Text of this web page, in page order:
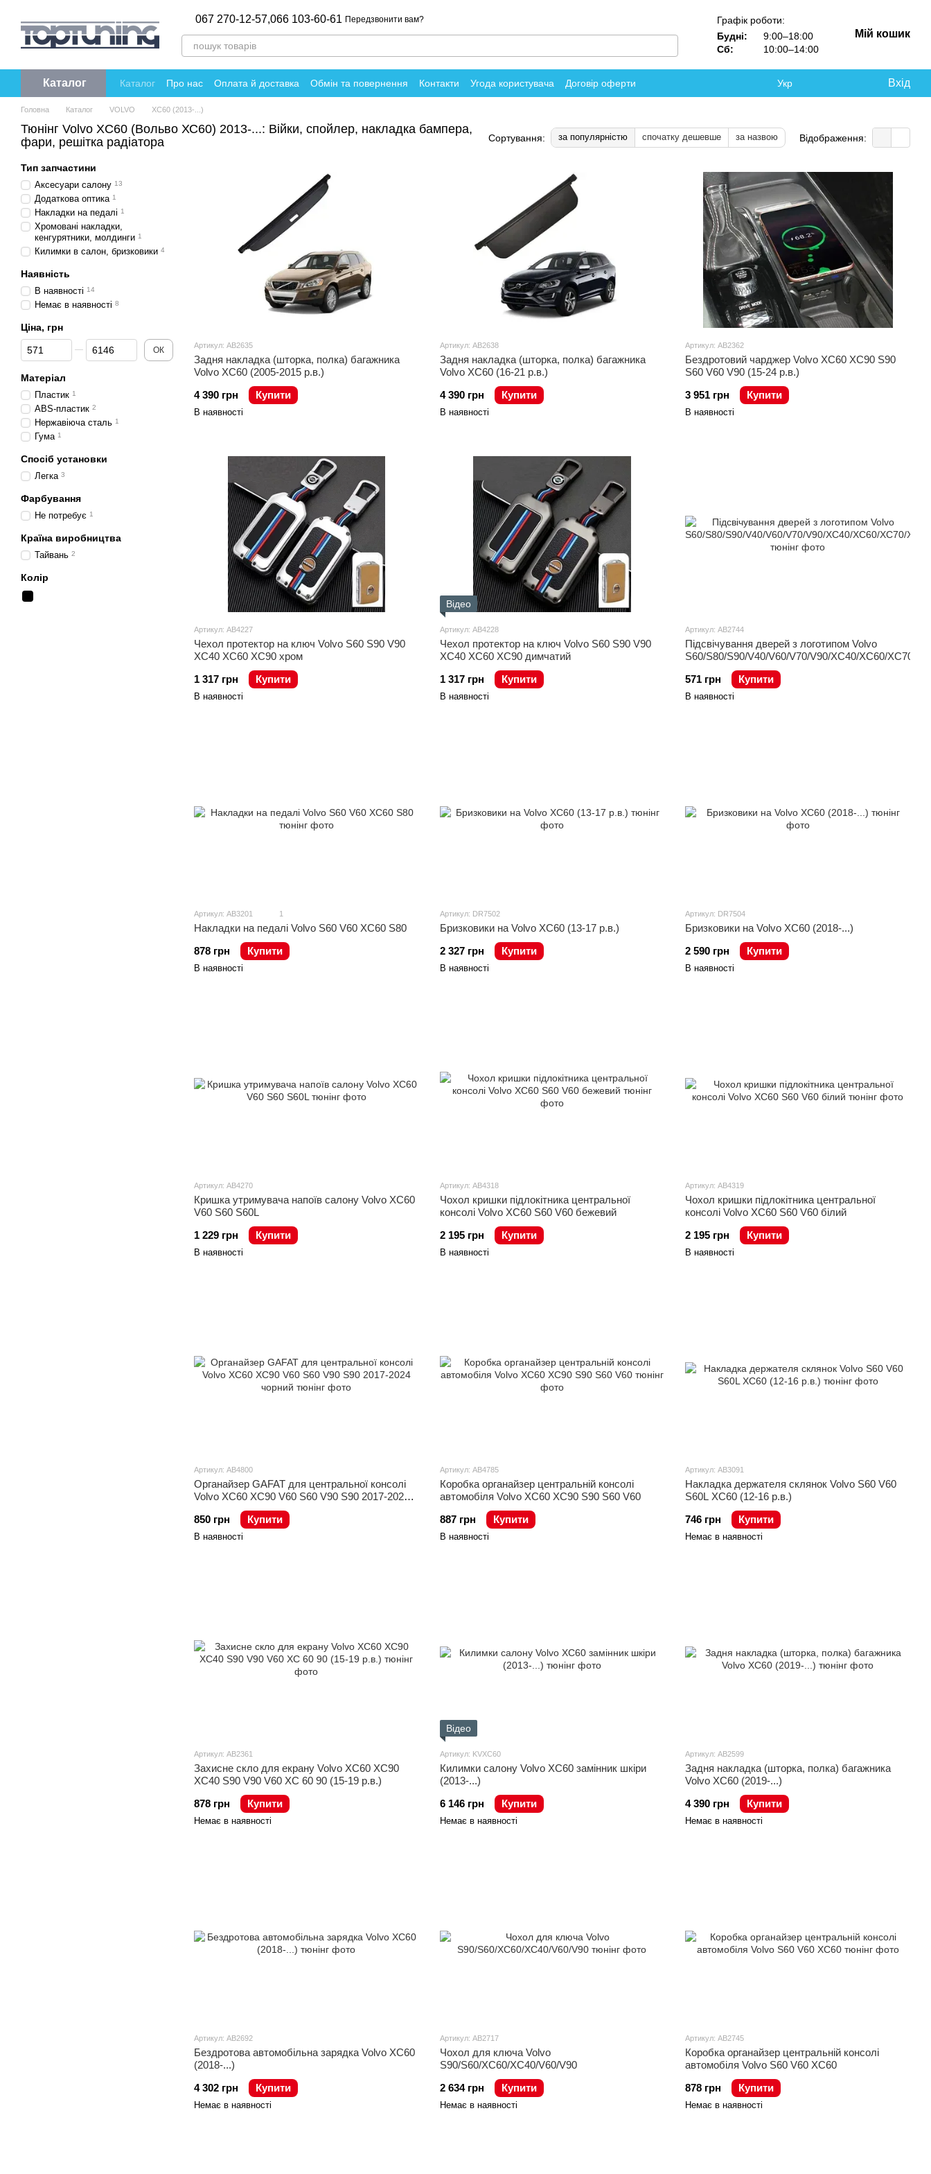
067 270-12-57,066 103-60-61 Передзвонити вам?
Графік роботи:
Будні:
9:00–18:00
Сб:
10:00–14:00
Мій кошик
Каталог Каталог Про нас Оплата й доставка Обмін та повернення Контакти Угода користувача
Договір оферти
Політика конфіденційності
Відгуки про магазин
Укр Вхід
Головна Каталог VOLVO XC60 (2013-...)
Тюнінг Volvo XC60 (Вольво ХС60) 2013-...: Війки, спойлер, накладка бампера,
фари, решітка радіатора
Сортування: за популярністю спочатку дешевше за назвою Відображення:
Артикул: AB2635
Задня накладка (шторка, полка) багажника
Volvo XC60 (2005-2015 р.в.)
4 390 грн
Купити
В наявності
Артикул: AB2638
Задня накладка (шторка, полка) багажника
Volvo XC60 (16-21 р.в.)
4 390 грн
Купити
В наявності
Артикул: AB2362
Бездротовий чарджер Volvo XC60 XC90 S90
S60 V60 V90 (15-24 р.в.)
3 951 грн
Купити
В наявності
Артикул: AB4227
Чехол протектор на ключ Volvo S60 S90 V90
XC40 XC60 XC90 хром
1 317 грн
Купити
В наявності
Відео
Артикул: AB4228
Чехол протектор на ключ Volvo S60 S90 V90
XC40 XC60 XC90 димчатий
1 317 грн
Купити
В наявності
Артикул: AB2744
Підсвічування дверей з логотипом Volvo
S60/S80/S90/V40/V60/V70/V90/XC40/XC60/XC70/
571 грн
Купити
В наявності
Артикул: AB3201 1
Накладки на педалі Volvo S60 V60 XC60 S80
878 грн
Купити
В наявності
Артикул: DR7502
Бризковики на Volvo XC60 (13-17 р.в.)
2 327 грн
Купити
В наявності
Артикул: DR7504
Бризковики на Volvo XC60 (2018-...)
2 590 грн
Купити
В наявності
Артикул: AB4270
Кришка утримувача напоїв салону Volvo XC60
V60 S60 S60L
1 229 грн
Купити
В наявності
Артикул: AB4318
Чохол кришки підлокітника центральної
консолі Volvo XC60 S60 V60 бежевий
2 195 грн
Купити
В наявності
Артикул: AB4319
Чохол кришки підлокітника центральної
консолі Volvo XC60 S60 V60 білий
2 195 грн
Купити
В наявності
Артикул: AB4800
Органайзер GAFAT для центральної консолі
Volvo XC60 XC90 V60 S60 V90 S90 2017-2024
850 грн
Купити
В наявності
Артикул: AB4785
Коробка органайзер центральній консолі
автомобіля Volvo XC60 XC90 S90 S60 V60
887 грн
Купити
В наявності
Артикул: AB3091
Накладка держателя склянок Volvo S60 V60
S60L XC60 (12-16 р.в.)
746 грн
Купити
Немає в наявності
Артикул: AB2361
Захисне скло для екрану Volvo XC60 XC90
XC40 S90 V90 V60 XC 60 90 (15-19 р.в.)
878 грн
Купити
Немає в наявності
Відео
Артикул: KVXC60
Килимки салону Volvo XC60 замінник шкіри
(2013-...)
6 146 грн
Купити
Немає в наявності
Артикул: AB2599
Задня накладка (шторка, полка) багажника
Volvo XC60 (2019-...)
4 390 грн
Купити
Немає в наявності
Артикул: AB2692
Бездротова автомобільна зарядка Volvo XC60
(2018-...)
4 302 грн
Купити
Немає в наявності
Артикул: AB2717
Чохол для ключа Volvo
S90/S60/XC60/XC40/V60/V90
2 634 грн
Купити
Немає в наявності
Артикул: AB2745
Коробка органайзер центральній консолі
автомобіля Volvo S60 V60 XC60
878 грн
Купити
Немає в наявності
Тип запчастини
Аксесуари салону 13
Додаткова оптика 1
Накладки на педалі 1
Хромовані накладки,
кенгурятники, молдинги 1
Килимки в салон, бризковики 4
Наявність
В наявності 14
Немає в наявності 8
Ціна, грн
Від Ціна, грн
До Ціна, грн ОК
Матеріал
Пластик 1
ABS-пластик 2
Нержавіюча сталь 1
Гума 1
Спосіб установки
Легка 3
Фарбування
Не потребує 1
Країна виробництва
Тайвань 2
Колір